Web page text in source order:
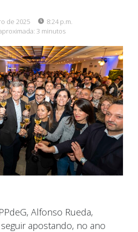
de 2025
8:24 p.m.
3 minutos
Alfonso Rueda,
apostando, no ano